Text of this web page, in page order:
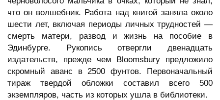
что он волшебник. Работа над книгой заняла около
шести лет, включая периоды личных трудностей —
смерть матери, развод и жизнь на пособие в
Эдинбурге. Рукопись отвергли двенадцать
издательств, прежде чем Bloomsbury предложило
скромный аванс в 2500 фунтов. Первоначальный
тираж твердой обложки составил всего 500
экземпляров, часть из которых ушла в библиотеки.